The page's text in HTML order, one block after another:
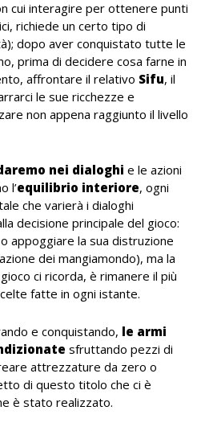
cui interagire per ottenere punti
richiede un certo tipo di
dopo aver conquistato tutte le
prima di decidere cosa farne in
affrontare il relativo Sifu, il
le sue ricchezze e
non appena raggiunto il livello
nei dialoghi e le azioni
l’equilibrio interiore, ogni
che varierà i dialoghi
decisione principale del gioco:
appoggiare la sua distruzione
dei mangiamondo), ma la
ci ricorda, è rimanere il più
fatte in ogni istante.
e conquistando, le armi
sfruttando pezzi di
attrezzature da zero o
di questo titolo che ci è
è stato realizzato.